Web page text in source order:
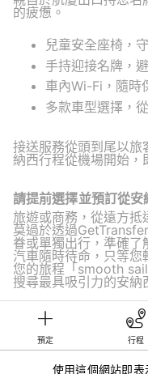
預定 行程
使用這個網站即表
的疲憊。
兒童安全座椅，
手持迎接名牌，
車內Wi-Fi，隨時
多款車型選擇，
接送服務從頭到尾以旅
納西行程從機場開始，
請提前選擇並預訂從安
旅遊或商務，從遠方
莫過於透過
眷或單獨出行，準確
汽車隨時待命，只等
您的旅程「smooth
搜尋最具吸引力的安納
©KG GLOBAL LIMITED.